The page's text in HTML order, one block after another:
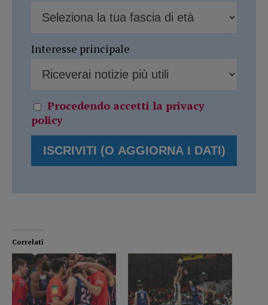
Interesse principale
Procedendo accetti la privacy
policy
Correlati